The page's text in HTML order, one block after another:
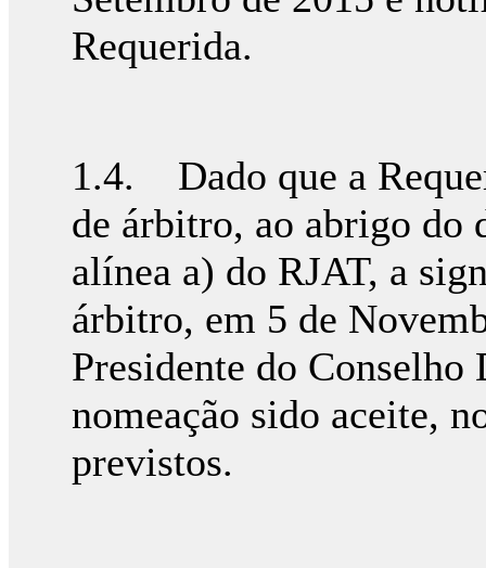
Requerida.
1.4. Dado que a
de árbitro, ao abrigo do
alínea a) do RJAT, a
árbitro, em 5 de
Presidente do
nomeação sido aceite,
previstos.